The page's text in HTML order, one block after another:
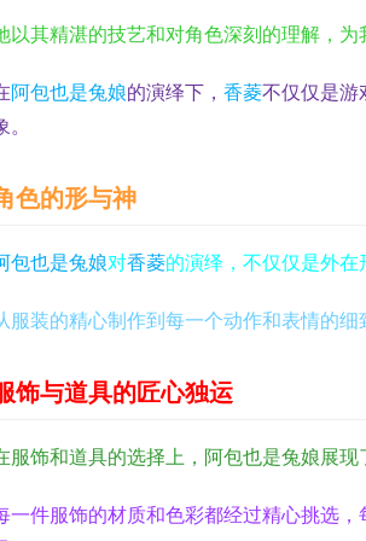
以其精湛的技艺和对角色深刻的理解，为
阿包也是兔娘的演绎下， 香菱不仅仅是游
色的形与神
包也是兔娘对香菱的演绎，不仅仅是外
服装的精心制作到每一个动作和表情的
饰与道具的匠心独运
服饰和道具的选择上，阿包也是兔娘展
一件服饰的材质和色彩都经过精心挑选